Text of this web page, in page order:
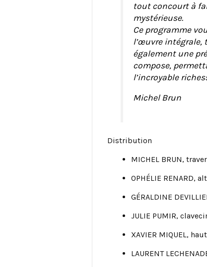
tout concourt à
mystérieuse.
Ce programme
l’œuvre intégrale,
également une
compose,
l’incroyable
Michel Brun
Distribution
MICHEL BRUN,
OPHÉLIE RENARD,
GÉRALDINE
JULIE PUMIR,
XAVIER MIQUEL,
LAURENT